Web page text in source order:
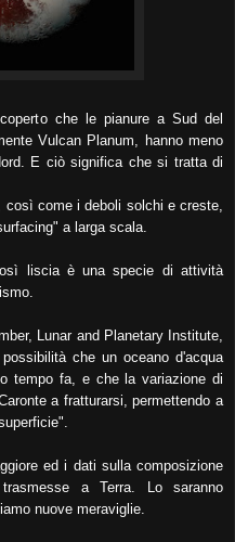
che le pianure a Sud del
Vulcan Planum, hanno meno
E ciò significa che si tratta di
come i deboli solchi e creste,
a larga scala.
liscia è una specie di attività
Lunar and Planetary Institute,
che un oceano d'acqua
tempo fa, e che la variazione di
a fratturarsi, permettendo a
ed i dati sulla composizione
a Terra. Lo saranno
nuove meraviglie.